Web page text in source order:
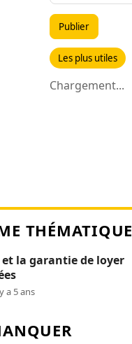
Publier
Les plus utiles
Chargement...
THÉMATIQUE
la garantie de loyer
a 5 ans